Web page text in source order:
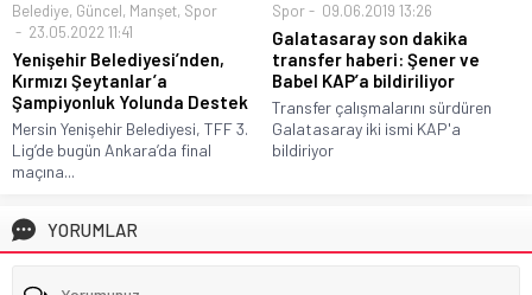
Belediye, Güncel, Manşet, Spor
23.05.2022 11:41
Yenişehir Belediyesi’nden,
Kırmızı Şeytanlar’a
Şampiyonluk Yolunda Destek
Mersin Yenişehir Belediyesi, TFF 3.
Lig’de bugün Ankara’da final
maçına...
Spor 09.06.2019 13:26
Galatasaray son dakika
transfer haberi: Şener ve
Babel KAP’a bildiriliyor
Transfer çalışmalarını sürdüren
Galatasaray iki ismi KAP'a
bildiriyor
YORUMLAR